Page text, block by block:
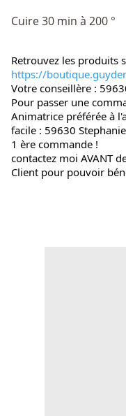
Cuire 30 min à 200 °
https://
Votre conseillère :
Pour passer une
Animatrice préférée à
facile : 59630
1 ère commande !
contactez moi AVANT
Client pour pouvoir